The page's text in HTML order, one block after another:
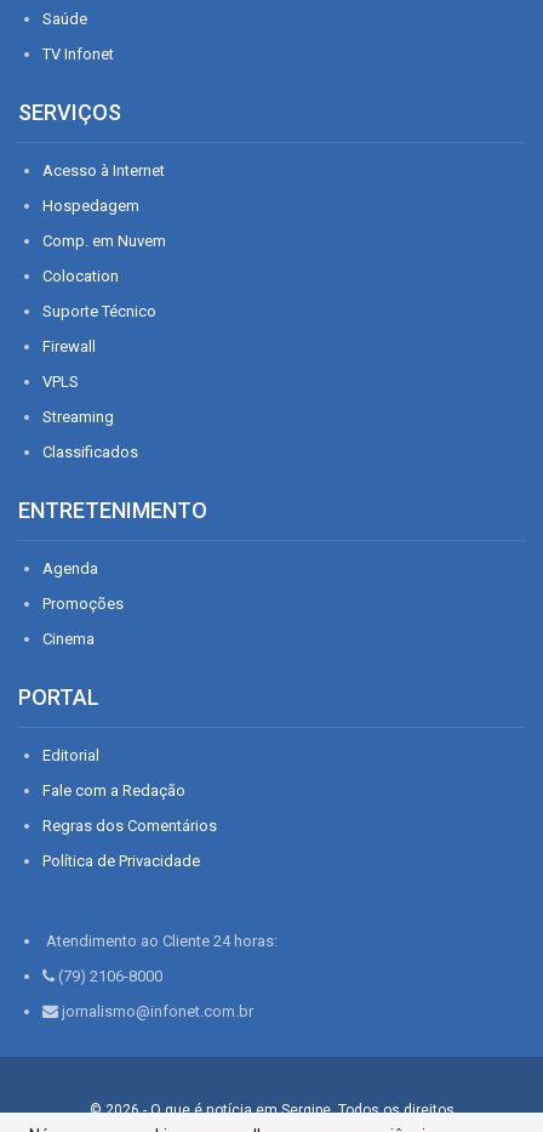
Saúde
TV Infonet
SERVIÇOS
Acesso à Internet
Hospedagem
Comp. em Nuvem
Colocation
Suporte Técnico
Firewall
VPLS
Streaming
Classificados
ENTRETENIMENTO
Agenda
Promoções
Cinema
PORTAL
Editorial
Fale com a Redação
Regras dos Comentários
Política de Privacidade
Atendimento ao Cliente 24 horas:
(79) 2106-8000
jornalismo@infonet.com.br
© 2026 - O que é notícia em Sergipe. Todos os direitos